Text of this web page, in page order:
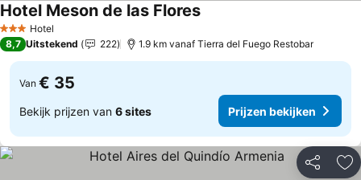
3 SterrenHotel
Hotel Meson de las Flores
8,7 Uitstekend 222 1.9 km vanaf Tierra del Fuego Restobar
Van € 35
Bekijk prijzen van 6 sites Prijzen bekijken
Delen